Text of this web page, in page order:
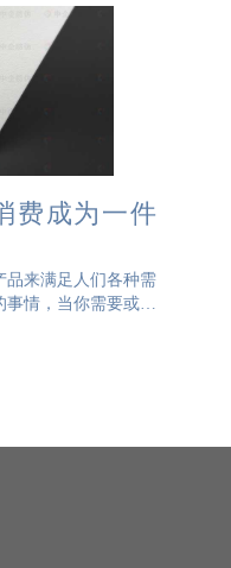
费成为一件
品来满足人们各种需
情，当你需要或喜
产品和服务应运而